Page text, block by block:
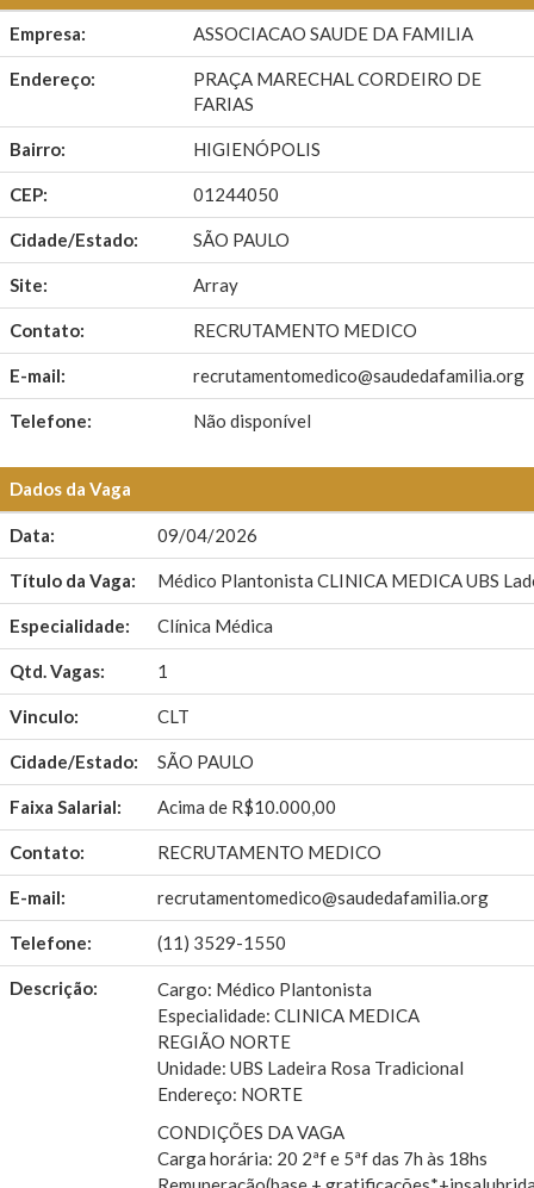
Empresa: ASSOCIACAO SAUDE DA FAMILIA
Endereço:
PRAÇA MARECHAL CORDEIRO DE
FARIAS
Bairro: HIGIENÓPOLIS
CEP: 01244050
Cidade/Estado: SÃO PAULO
Site: Array
Contato: RECRUTAMENTO MEDICO
E-mail: recrutamentomedico@saudedafamilia.org
Telefone: Não disponível
Dados da Vaga
Data: 09/04/2026
Título da Vaga: Médico Plantonista CLINICA MEDICA UBS
Especialidade: Clínica Médica
Qtd. Vagas: 1
Vinculo: CLT
Cidade/Estado: SÃO PAULO
Faixa Salarial: Acima de R$10.000,00
Contato: RECRUTAMENTO MEDICO
E-mail: recrutamentomedico@saudedafamilia.org
Telefone: (11) 3529-1550
Descrição:
Cargo: Médico Plantonista
Especialidade: CLINICA MEDICA
REGIÃO NORTE
Unidade: UBS Ladeira Rosa Tradicional
Endereço: NORTE
CONDIÇÕES DA VAGA
Carga horária: 20 2ªf e 5ªf das 7h às 18hs